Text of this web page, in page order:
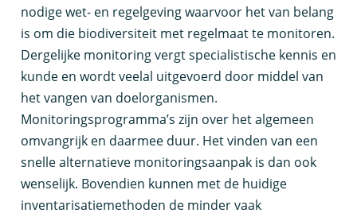
nodige wet- en regelgeving waarvoor het van belang
is om die biodiversiteit met regelmaat te monitoren.
Dergelijke monitoring vergt specialistische kennis en
kunde en wordt veelal uitgevoerd door middel van
het vangen van doelorganismen.
Monitoringsprogramma’s zijn over het algemeen
omvangrijk en daarmee duur. Het vinden van een
snelle alternatieve monitoringsaanpak is dan ook
wenselijk. Bovendien kunnen met de huidige
inventarisatiemethoden de minder vaak